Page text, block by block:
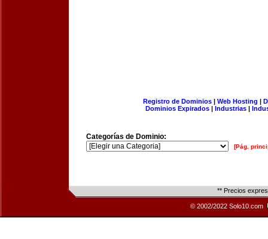
Registro de Dominios| Web Hosting |
Dominios Expirados | Industrias |
Categorías de Dominio:
[Pág.
** Precios
© 2002/2022 Solo10.com